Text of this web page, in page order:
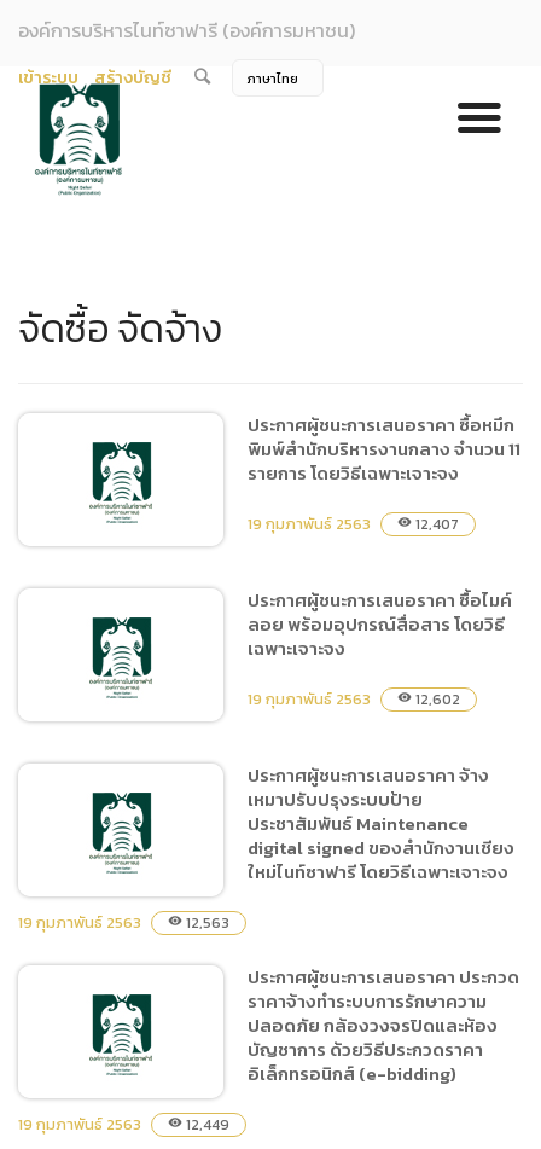
องค์การบริหารไนท์ซาฟารี (องค์การมหาชน)
เข้าระบบ สร้างบัญชี
จัดซื้อ จัดจ้าง
ประกาศผู้ชนะการเสนอราคา
ซื้อหมึกพิมพ์สำนักบริหารงาน
กลาง จำนวน 11 รายการ โดย
วิธีเฉพาะเจาะจง
ประกาศผู้ชนะการเสนอราคา ซื้อหมึก
พิมพ์สำนักบริหารงานกลาง จำนวน 11
รายการ โดยวิธีเฉพาะเจาะจง
19 กุมภาพันธ์ 2563 visibility 12,407
ประกาศผู้ชนะการเสนอราคา
ซื้อไมค์ลอย พร้อมอุปกรณ์
สื่อสาร โดยวิธีเฉพาะเจาะจง
ประกาศผู้ชนะการเสนอราคา ซื้อไมค์
ลอย พร้อมอุปกรณ์สื่อสาร โดยวิธี
เฉพาะเจาะจง
19 กุมภาพันธ์ 2563 visibility 12,602
จ้างเหมาปรับปรุงระบบป้าย
ประชาสัมพันธ์ Maintenance
digital signed ของ
สำนักงานเชียงใหม่ไนท์ซาฟารี
โดยวิธีเฉพาะเจาะจง
ประกาศผู้ชนะการเสนอราคา จ้าง
เหมาปรับปรุงระบบป้าย
ประชาสัมพันธ์ Maintenance
digital signed ของสำนักงานเชียง
ใหม่ไนท์ซาฟารี โดยวิธีเฉพาะเจาะจง
19 กุมภาพันธ์ 2563 visibility 12,563
ประกาศผู้ชนะการเสนอราคา ประกวด
ราคาจ้างทำระบบการรักษาความ
ปลอดภัย กล้องวงจรปิดและห้อง
บัญชาการ ด้วยวิธีประกวดราคา
อิเล็กทรอนิกส์ (e-bidding)
19 กุมภาพันธ์ 2563 visibility 12,449